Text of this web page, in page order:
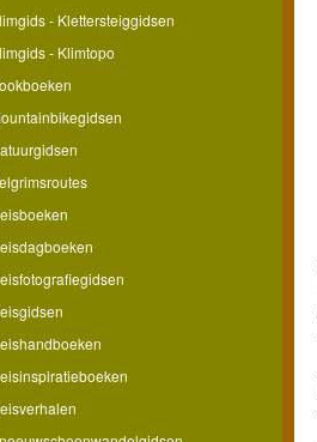
- Klettersteiggidsen
- Klimtopo